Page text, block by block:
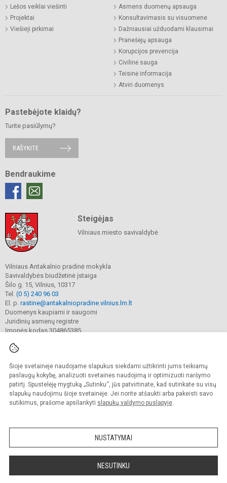
Šioje svetainėje naudojame slapukus siekdami užtikrinti jums teikiamų
paslaugų kokybę, analizuoti svetainės naudojimą ir optimizuoti naršymo
patirtį. Spustelėję mygtuką „Sutinku“, jūs patvirtinate, kad sutinkate su visų
slapukų naudojimu šioje svetainėje. Jei norite atšaukti arba pakeisti savo
sutikimus, prašome apsilankyti slapukų valdymo puslapyje.
NUSTATYMAI
NESUTINKU
Lėšos veiklai viešinti
Projektai
Viešieji pirkimai
Asmens duomenų apsauga
Konsultavimasis su visuomene
Dažniausiai užduodami klausimai
Pranešėjų apsauga
Korupcijos prevencija
Civilinė sauga
Teisinė informacija
Atviri duomenys
Pastebėjote klaidų?
Turite pasiūlymų?
RAŠYKITE
Bendraukime
Steigėjas
Vilniaus miesto savivaldybė
Vilniaus Antakalnio pradinė mokykla
Savivaldybės biudžetinė įstaiga
Šilo g. 15, Vilnius, 10317
Tel. (0 5) 240 96 03
El. p. rastine@antakalniopradine.vilnius.lm.lt
Duomenys kaupiami ir saugomi
Juridinių asmenų registre
Įmonės kodas 304865385
© 2023. Vilniaus Antakalnio pradinė mokykla. Visos teisės saugomos.
Kopijuoti turinį be raštiško gimnazijos sutikimo griežtai draudžiama.
Prieinamumo paraiška Slapukų valdymas
Sumanus būdas atnaujinti